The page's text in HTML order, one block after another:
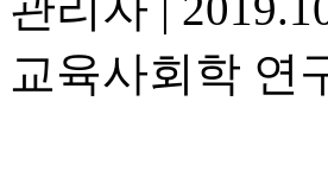
교육사회학 연